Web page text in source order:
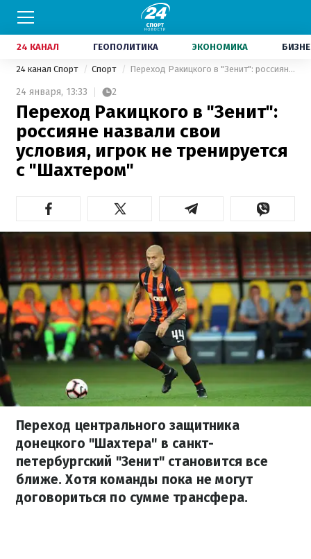
24 КАНАЛ ГЕОПОЛИТИКА ЭКОНОМИКА
24 канал Спорт Спорт Переход Ракицкого в "Зенит": россияне назвали свои условия, игрок не тренируется с "Шахтером"
24 января, 13:33 2
Переход Ракицкого в "Зенит":
россияне назвали свои
условия, игрок не тренируется
с "Шахтером"
Переход центрального защитника
донецкого "Шахтера" в санкт-
петербургский "Зенит" становится все
ближе. Хотя команды пока не могут
договориться по сумме трансфера.